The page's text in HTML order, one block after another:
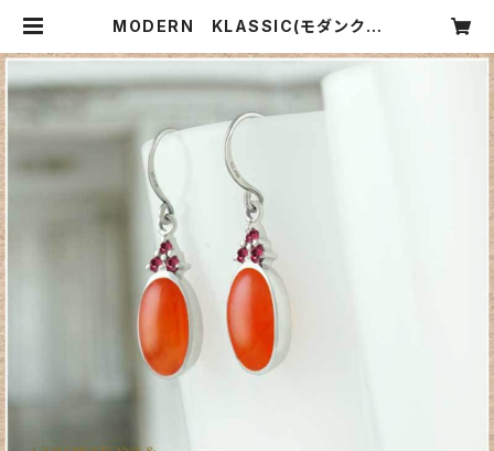
MODERN KLASSIC(モダンクラ
ットサファイア、カーネリアン、エター
ナルシルバー） | CARNIER MIKI